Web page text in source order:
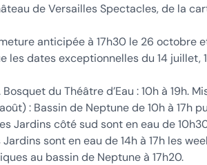
de Versailles Spectacles, de la
anticipée à 17h30 le 26 octobre
les dates exceptionnelles du 14 juillet,
du Théâtre d’Eau : 10h à 19h.
: Bassin de Neptune de 10h à 17h
Jardins côté sud sont en eau de
sont en eau de 14h à 17h les
au bassin de Neptune à 17h20.